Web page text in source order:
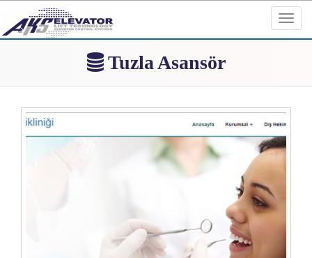
Tuzla Asansör